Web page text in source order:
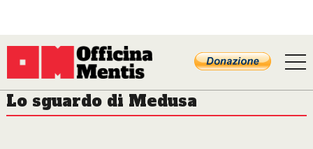
Lo sguardo di Medusa